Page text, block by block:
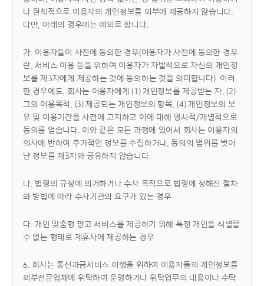
나 원칙적으로 이용자의 개인정보를 외부에 제공하지 않습니다.
다만, 아래의 경우에는 예외로 합니다.
가. 이용자들이 사전에 동의한 경우(이용자가 사전에 동의한 경우
란, 서비스 이용 등을 위하여 이용자가 자발적으로 자신의 개인정
보를 제3자에게 제공하는 것에 동의하는 것을 의미합니다). 이러
한 경우에도, 회사는 이용자에게 (1) 개인정보를 제공받는 자, (2)
그의 이용목적, (3) 제공되는 개인정보의 항목, (4) 개인정보의 보
유 및 이용기간을 사전에 고지하고 이에 대해 명시적/개별적으로
동의를 얻습니다. 이와 같은 모든 과정에 있어서 회사는 이용자의
의사에 반하여 추가적인 정보를 수집하거나, 동의의 범위를 벗어
난 정보를 제3자와 공유하지 않습니다.
나. 법령의 규정에 의거하거나 수사 목적으로 법령에 정해진 절차
와 방법에 따라 수사기관의 요구가 있는 경우
다. 개인 맞춤형 광고 서비스를 제공하기 위해 특정 개인을 식별할
수 없는 형태로 제휴사에 제공하는 경우
6. 회사는 통신과금서비스 이행을 위하여 이용자들의 개인정보를
외부전문업체에 위탁하여 운영하거나 위탁업무의 내용이나 수탁